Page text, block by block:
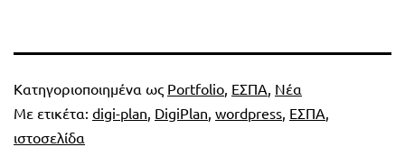
Κατηγοριοποιημένα ως Portfolio ΕΣΠΑ Νέα
Με ετικέτα: digi-plan DigiPlan wordpress ΕΣΠΑ
ιστοσελίδα